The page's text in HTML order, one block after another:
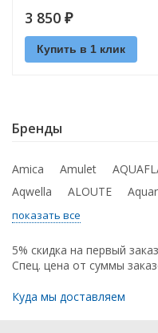
3 850 ₽
Купить в 1 клик
Бренды
Amica Amulet
Aqwella
ALOUTE
показать все
5% скидка на первый
Спец. цена от суммы
Куда мы доставляем